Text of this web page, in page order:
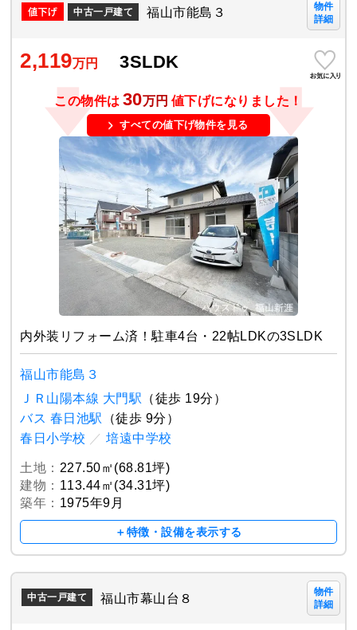
中古一戸建て 福山市能島３
物件
詳細
2,119万円 3SLDK
この物件は 30万円 値下げになりました！
すべての値下げ物件を見る
内外装リフォーム済！駐車4台・22帖LDKの3SLDK
福山市能島３
ＪＲ山陽本線 大門駅 （徒歩 19分）
バス 春日池駅
（徒歩 9分）
春日小学校 ／ 培遠中学校
土地： 227.50㎡(68.81坪)
建物： 113.44㎡(34.31坪)
築年： 1975年9月
＋特徴・設備を表示する
中古一戸建て 福山市幕山台８
物件
詳細